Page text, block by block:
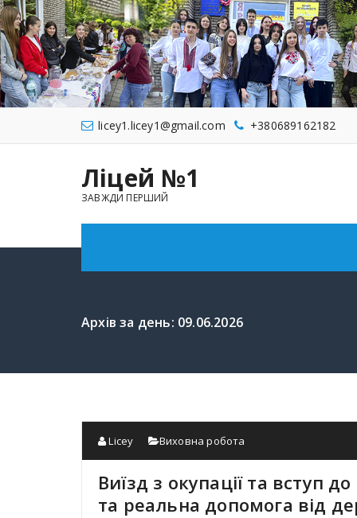
licey1.licey1@gmail.com +380689162182
Ліцей №1
ЗАВЖДИ ПЕРШИЙ
Архів за день: 09.06.2026
Licey Виховна робота
Виїзд з окупації та вступ
та реальна допомога від